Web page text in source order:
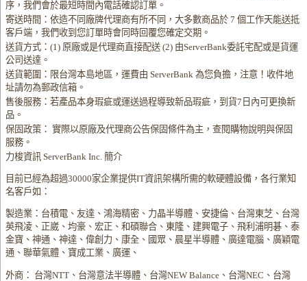
序，我們會於最短時間內電話確認訂單。
寄送時間：依造不同廠牌代理商有所不同，大多數商品於 7 個工作天能送抵
客戶端，我們收到您訂單時會同時回覆您確定交期。
送貨方式：(1) 原廠或是代理商直接配送 (2) 由ServerBank委託宅配或是貨運
公司送達。
送貨範圍：限台灣本島地區，運費由 ServerBank 為您負擔，注意！收件地
址請勿為郵政信箱。
售後服務：若產品本身瑕疵或運送過程導致新品瑕疵，到貨7日內可更換新
品。
保固政策： 實際以原廠及代理商公告保固條件為主，查閱購物說明與保固
服務。
力梭資訊 ServerBank Inc. 簡介
目前已經為超過30000家企業提供IT資訊架構所需的軟硬體設備，各行業知
名客戶如：
製造業：台積電、友達、鴻海精密、力晶半導體、安捷倫、台灣東芝、台灣
英飛凌、正崴、均豪、宏正、和碩聯合、東隆、建興電子、飛利浦明碁、泰
金寶、神通、神達、偉創力、康全、國眾、晨星半導體、廣達電腦、廣穎電
通、聯華氣體、寶成工業、廣運、
外商： 台灣NTT、台灣意法半導體、台灣NEW Balance、台灣NEC、台灣